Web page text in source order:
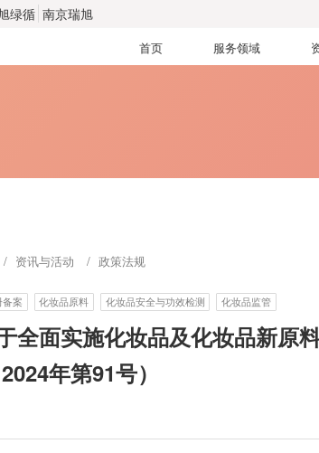
绿循 南京瑞旭
首页 服务领域
资讯与活动 政策法规
案 化妆品原料 化妆品安全与功效检测 化妆品监管
全面实施化妆品及化妆品新原
年第91号）